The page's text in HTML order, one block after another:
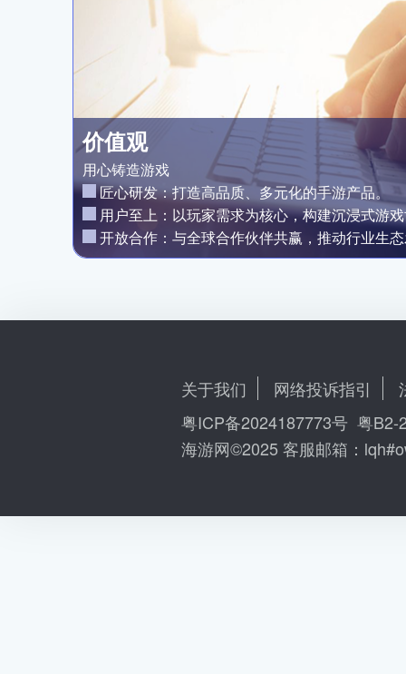
价值观
用心铸造游戏
​匠心研发：打造高品质、多元化的手游产品。
用户至上：以玩家需求为核心，构建沉浸式游
开放合作：与全球合作伙伴共赢，推动行业生
关于我们 网络投诉指引
粤ICP备2024187773号 粤B2-
海游网©2025 客服邮箱：